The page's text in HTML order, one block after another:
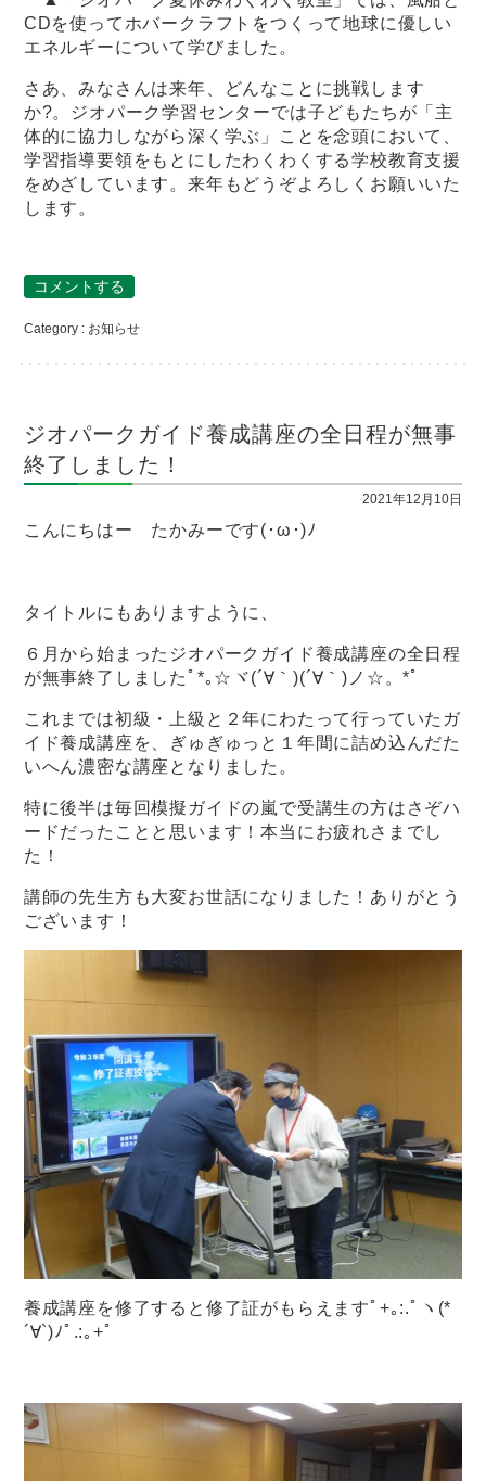
CDを使ってホバークラフトをつくって地球に優しい
エネルギーについて学びました。
さあ、みなさんは来年、どんなことに挑戦します
か?。ジオパーク学習センターでは子どもたちが「主
体的に協力しながら深く学ぶ」ことを念頭において、
学習指導要領をもとにしたわくわくする学校教育支援
をめざしています。来年もどうぞよろしくお願いいた
します。
コメントする
Category : お知らせ
ジオパークガイド養成講座の全日程が無事
終了しました！
2021年12月10日
こんにちはー たかみーです(･ω･)ﾉ
タイトルにもありますように、
６月から始まったジオパークガイド養成講座の全日程
が無事終了しましたﾟ*｡☆ヾ(´∀｀)(´∀｀)ノ☆。*ﾟ
これまでは初級・上級と２年にわたって行っていたガ
イド養成講座を、ぎゅぎゅっと１年間に詰め込んだた
いへん濃密な講座となりました。
特に後半は毎回模擬ガイドの嵐で受講生の方はさぞハ
ードだったことと思います！本当にお疲れさまでし
た！
講師の先生方も大変お世話になりました！ありがとう
ございます！
養成講座を修了すると修了証がもらえますﾟ+｡:.ﾟヽ(*
´∀`)ﾉﾟ.:｡+ﾟ